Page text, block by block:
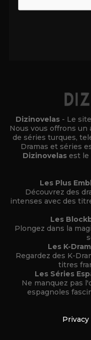
Dizinovelas - Le
Nous vous offrons un
de séries turques,
Dramas et séries
Dizinovelas est
Les Plus
Découvrez des
intenses avec des
Les
Plongez dans la
Les K-
Regardez des K-
titres
Les Séries
Ne manquez pas
espagnoles
Privacy